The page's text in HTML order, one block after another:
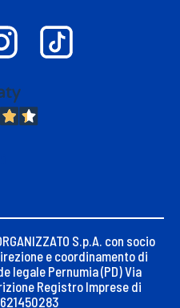
S.p.A. con socio
e coordinamento di
legale Pernumia (PD) Via
Registro Imprese di